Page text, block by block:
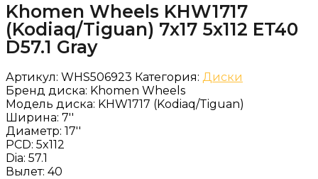
Khomen Wheels KHW1717
(Kodiaq/Tiguan) 7x17 5x112 ET40
D57.1 Gray
Артикул: WHS506923 Категория: Диски
Бренд диска: Khomen Wheels
Модель диска: KHW1717 (Kodiaq/Tiguan)
Ширина: 7''
Диаметр: 17''
PCD: 5x112
Dia: 57.1
Вылет: 40